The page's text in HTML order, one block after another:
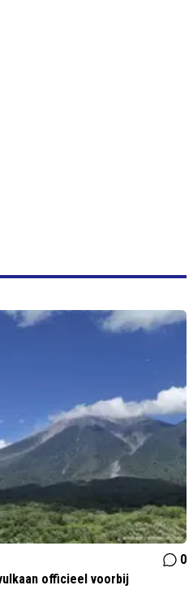
0
officieel voorbij